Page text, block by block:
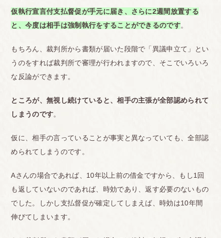
仮執行宣言付支払督促が手元に届き、さらに2週間放置する
と、今度は相手は強制執行をすることができるのです。
もちろん、裁判所から書類が届いた段階で「異議申立て」とい
うのをすれば裁判所で審理が行われますので、そこでいろいろ
な反論ができます。
ところが、無視し続けていると、相手の主張が全部認められて
しまうのです。
仮に、相手の言っていることが事実と異なっていても、全部認
められてしまうのです。
Aさんの場合であれば、10年以上前の借金ですから、もし1回
も返していないのであれば、時効であり、返す必要のないもの
でした。しかし支払督促が確定してしまえば、時効は10年間
伸びてしまいます。